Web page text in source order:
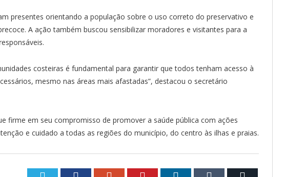
presentes orientando a população sobre o uso correto do preservativo e
A ação também buscou sensibilizar moradores e visitantes para a
costeiras é fundamental para garantir que todos tenham acesso à
mesmo nas áreas mais afastadas”, destacou o secretário
firme em seu compromisso de promover a saúde pública com ações
e cuidado a todas as regiões do município, do centro às ilhas e praias.